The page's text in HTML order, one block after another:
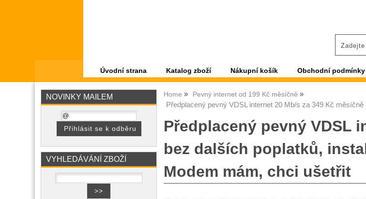
Úvodní strana Katalog zboží Nákupní košík Obchodní podmínky
Home Pevný internet od 199 Kč měsíčně
Předplacený pevný VDSL internet 20 Mb/s za 349 Kč
Předplacený pevný VDSL
bez dalších poplatků,
Modem mám, chci ušetřit
NOVINKY MAILEM
VYHLEDÁVÁNÍ ZBOŽÍ